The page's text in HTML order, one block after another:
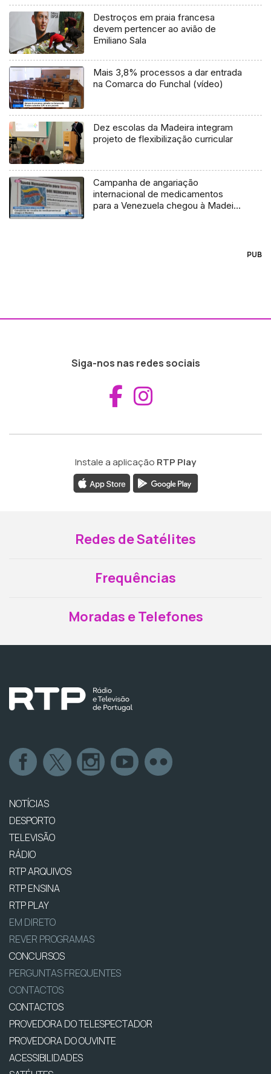
Destroços em praia francesa
devem pertencer ao avião de
Emiliano Sala
Mais 3,8% processos a dar entrada
na Comarca do Funchal (vídeo)
Dez escolas da Madeira integram
projeto de flexibilização curricular
Campanha de angariação
internacional de medicamentos
para a Venezuela chegou à Madeira
PUB
Siga-nos nas redes sociais
Aceder ao
Instale a aplicação RTP Play
Redes de Satélites
Frequências
Moradas e Telefones
NOTÍCIAS
DESPORTO
TELEVISÃO
RÁDIO
RTP ARQUIVOS
RTP ENSINA
RTP PLAY
EM DIRETO
REVER PROGRAMAS
CONCURSOS
PERGUNTAS FREQUENTES
CONTACTOS
CONTACTOS
PROVEDORA DO TELESPECTADOR
PROVEDORA DO OUVINTE
ACESSIBILIDADES